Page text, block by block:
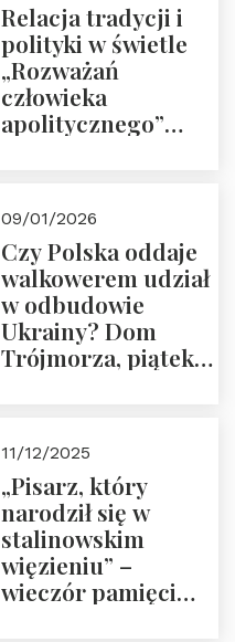
Relacja tradycji i
polityki w świetle
„Rozważań
człowieka
apolitycznego”
godz. 18:00.
Zapraszamy!
09/01/2026
Czy Polska oddaje
walkowerem udział
w odbudowie
Ukrainy? Dom
Trójmorza, piątek
11/12/2025
„Pisarz, który
narodził się w
stalinowskim
więzieniu” –
wieczór pamięci